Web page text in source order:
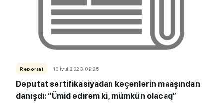
Reportaj 10 İyul 2023, 09:25
Deputat sertifikasiyadan keçənlərin maaşından
danışdı: “Ümid edirəm ki, mümkün olacaq”